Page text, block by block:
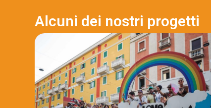
Alcuni dei nostri progetti